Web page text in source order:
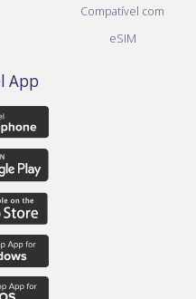
Compatível com
eSIM
App